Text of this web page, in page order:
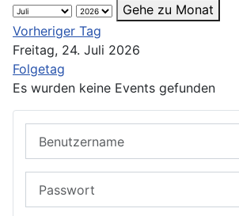
Gehe zu Monat
Vorheriger Tag
Freitag, 24. Juli 2026
Folgetag
Es wurden keine Events gefunden